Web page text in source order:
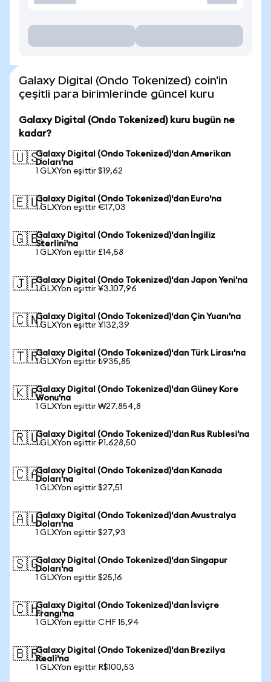
Galaxy Digital (Ondo Tokenized) coin'in
çeşitli para birimlerinde güncel kuru
Galaxy Digital (Ondo Tokenized) kuru bugün ne
kadar?
🇺🇸Galaxy Digital (Ondo Tokenized)'dan Amerikan
Doları'na
1 GLXYon eşittir $19,62
🇪🇺Galaxy Digital (Ondo Tokenized)'dan Euro'na
1 GLXYon eşittir €17,03
🇬🇧Galaxy Digital (Ondo Tokenized)'dan İngiliz
Sterlini'na
1 GLXYon eşittir £14,58
🇯🇵Galaxy Digital (Ondo Tokenized)'dan Japon Yeni'na
1 GLXYon eşittir ¥3.107,96
🇨🇳Galaxy Digital (Ondo Tokenized)'dan Çin Yuanı'na
1 GLXYon eşittir ¥132,39
🇹🇷Galaxy Digital (Ondo Tokenized)'dan Türk Lirası'na
1 GLXYon eşittir ₺935,85
🇰🇷Galaxy Digital (Ondo Tokenized)'dan Güney Kore
Wonu'na
1 GLXYon eşittir ₩27.854,8
🇷🇺Galaxy Digital (Ondo Tokenized)'dan Rus Rublesi'na
1 GLXYon eşittir ₽1.628,50
🇨🇦Galaxy Digital (Ondo Tokenized)'dan Kanada
Doları'na
1 GLXYon eşittir $27,51
🇦🇺Galaxy Digital (Ondo Tokenized)'dan Avustralya
Doları'na
1 GLXYon eşittir $27,93
🇸🇬Galaxy Digital (Ondo Tokenized)'dan Singapur
Doları'na
1 GLXYon eşittir $25,16
🇨🇭Galaxy Digital (Ondo Tokenized)'dan İsviçre
Frangı'na
1 GLXYon eşittir CHF 15,94
🇧🇷Galaxy Digital (Ondo Tokenized)'dan Brezilya
Reali'na
1 GLXYon eşittir R$100,53